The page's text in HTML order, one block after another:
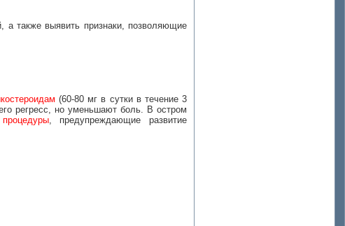
а также выявить признаки, позволяющие
(60-80 мг в сутки в течение 3
регресс, но уменьшают боль. В остром
, предупреждающие развитие